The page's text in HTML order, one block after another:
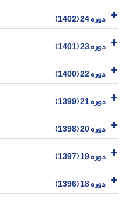
دوره 24 (1402)
دوره 23 (1401)
دوره 22 (1400)
دوره 21 (1399)
دوره 20 (1398)
دوره 19 (1397)
دوره 18 (1396)